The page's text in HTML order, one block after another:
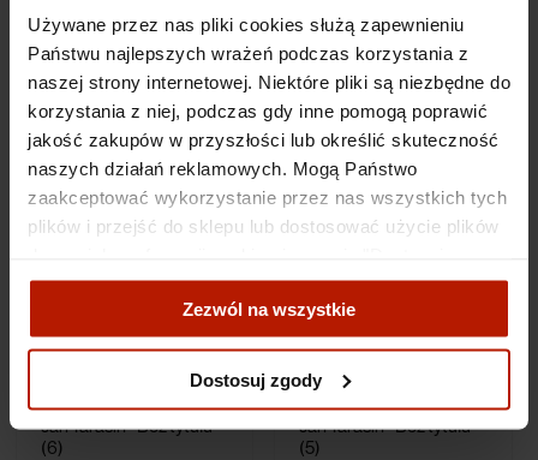
Używane przez nas pliki cookies służą zapewnieniu
Państwu najlepszych wrażeń podczas korzystania z
naszej strony internetowej. Niektóre pliki są niezbędne do
korzystania z niej, podczas gdy inne pomogą poprawić
jakość zakupów w przyszłości lub określić skuteczność
naszych działań reklamowych. Mogą Państwo
zaakceptować wykorzystanie przez nas wszystkich tych
plików i przejść do sklepu lub dostosować użycie plików
zgody".
Więcej o plikach cookies przeczytasz w naszej Polityce
Zezwól na wszystkie
Dostosuj zgody
Jan Tarasin - Bez tytułu
(10)
3 490,00 zł
Jan Tarasin - Bez tytułu
(8)
3 490,00 zł
Jan Tarasin - Bez tytułu
(6)
Jan Tarasin - Bez tytułu
(5)